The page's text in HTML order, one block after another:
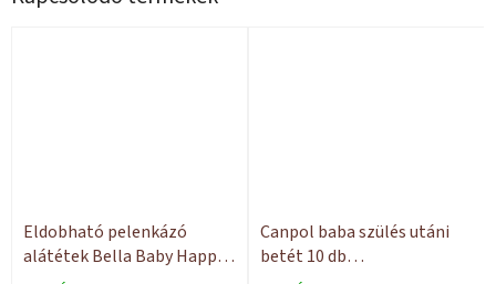
Eldobható pelenkázó
alátétek Bella Baby Happy
Canpol baba szülés utáni
betét 10 db